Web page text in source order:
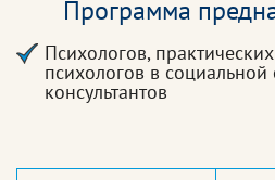
Программа
Психологов,
психологов в
консультантов